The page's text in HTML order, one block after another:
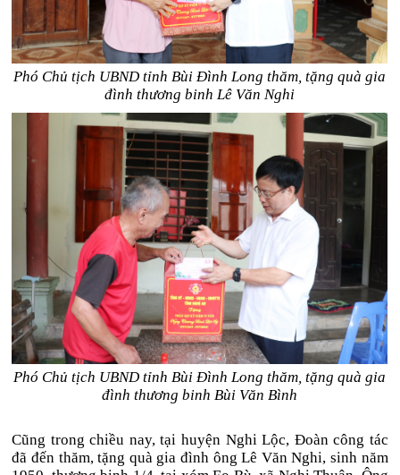
Phó Chủ tịch UBND tỉnh Bùi Đình Long thăm, tặng quà gia
đình thương binh Lê Văn Nghi
Phó Chủ tịch UBND tỉnh Bùi Đình Long thăm, tặng quà gia
đình thương binh Bùi Văn Bình
Cũng trong chiều nay, tại huyện Nghi Lộc, Đoàn công tác
đã đến thăm, tặng quà gia đình ông Lê Văn Nghi, sinh năm